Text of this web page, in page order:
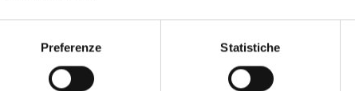
Preferenze Statistiche
nuova piazzola ecologica di